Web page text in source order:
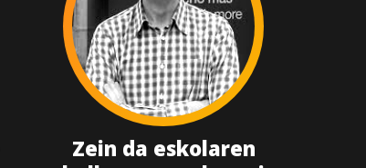
Zein da eskolaren